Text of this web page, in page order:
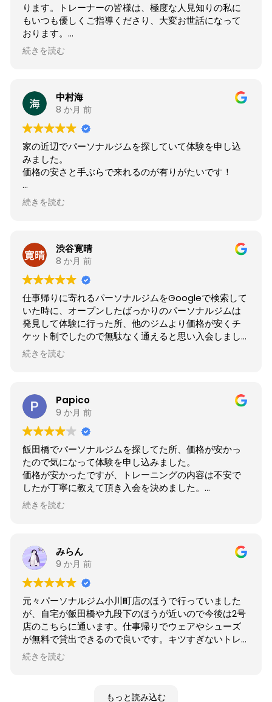
ります。トレーナーの皆様は、極度な人見知りの私に
もいつも優しくご指導くださり、大変お世話になって
おります。
このたび飯田橋店がオープンしたとのことで、さっそ
く伺いました。会社帰りにも立ち寄りやすく、併用し
続きを読む
中村海
8 か月 前
家の近辺でパーソナルジムを探していて体験を申し込
みました。
価格の安さと手ぶらで来れるのが有りがたいです！
初めてのトレーニングでしたが、楽しかったです！
続きを読む
渋谷寛晴
8 か月 前
仕事帰りに寄れるパーソナルジムをGoogleで検索して
いた時に、オープンしたばっかりのパーソナルジムは
発見して体験に行った所、他のジムより価格が安くチ
ケット制でしたので無駄なく通えると思い入会しまし
た。
続きを読む
Papico
9 か月 前
飯田橋でパーソナルジムを探してた所、価格が安かっ
たので気になって体験を申し込みました。
価格が安かったですが、トレーニングの内容は不安で
したが丁寧に教えて頂き入会を決めました。
無料レンタルも有りより嬉しいです。
続きを読む
みらん
9 か月 前
元々パーソナルジム小川町店のほうで行っていました
が、自宅が飯田橋や九段下のほうが近いので今後は2号
店のこちらに通います。仕事帰りでウェアやシューズ
が無料で貸出できるので良いです。キツすぎないトレ
ーニングも自分には合っています。
続きを読む
もっと読み込む